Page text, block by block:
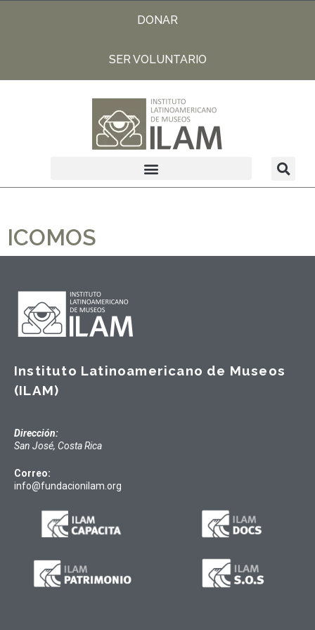
DONAR
SER VOLUNTARIO
ICOMOS
Instituto Latinoamericano de Museos
(ILAM)
Dirección:
San José, Costa Rica
Correo:
info@fundacionilam.org